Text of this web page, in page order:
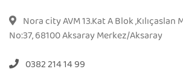
Nora city AVM 13.Kat A Blok ,Kılıçaslan
No:37, 68100 Aksaray Merkez/Aksaray
0382 214 14 99